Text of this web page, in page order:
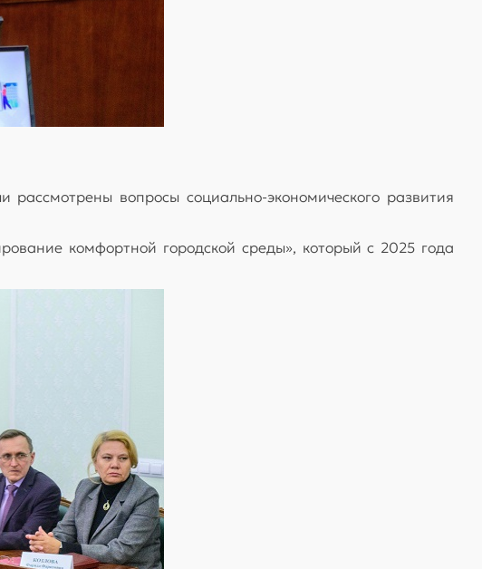
вопросы социально-экономического развития
комфортной городской среды», который с 2025 года